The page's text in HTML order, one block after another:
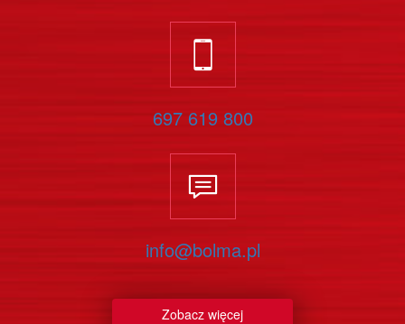
697 619 800
info@bolma.pl
Zobacz więcej